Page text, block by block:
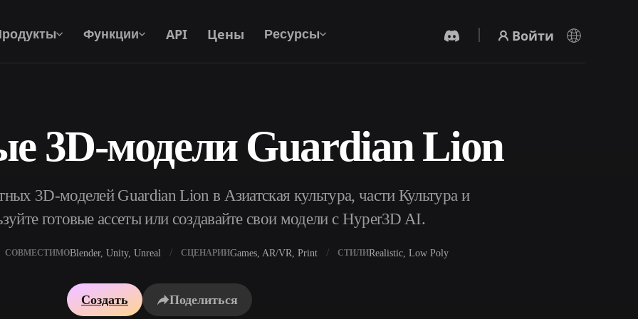
Функции API Цены Ресурсы Войти
Текст В 3D
От текстового запроса к 3D-объекту —
мгновенно.
AI-Видеогенератор
Создавайте видео из текста или
изображений с помощью ИИ.
API
приложение или рабочий процесс.
Конвертер SVG в 3D
3D-модели Guardian Lion
3D-моделей Guardian Lion в Азиатская культура, части Культура и
готовые ассеты или создавайте свои модели с Hyper3D AI.
СОВМЕСТИМОBlender, Unity, Unreal СЦЕНАРИИGames, AR/VR, Print СТИЛИRealistic, Low Poly
Создать Поделиться